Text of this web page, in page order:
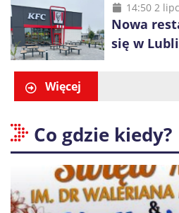
14:50 2
Nowa
się w
Więcej
Co gdzie kiedy?